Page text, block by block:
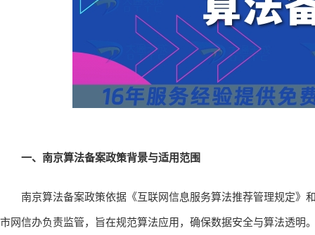
一、南京算法备案政策背景与适用范围
南京算法备案政策依据《互联网信息服务算法推荐管理规定》
市网信办负责监管，旨在规范算法应用，确保数据安全与算法透明